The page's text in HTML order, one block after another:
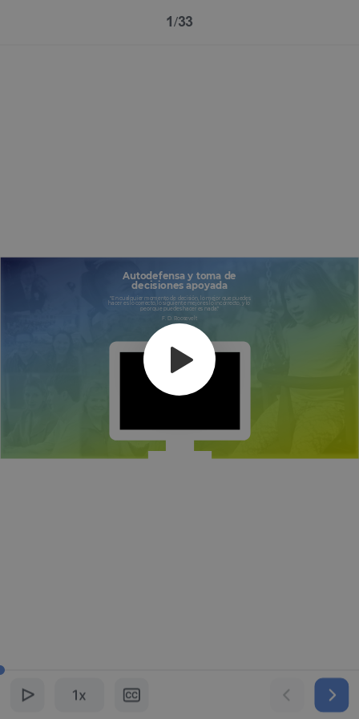
Autodefensa y toma de
decisiones apoyada
"En cualquier momento de decisión, lo mejor que puedes
hacer es lo correcto, lo siguiente mejor es lo incorrecto, y lo
peor que puedes hacer es nada."
F. D. Roosevelt
1/33